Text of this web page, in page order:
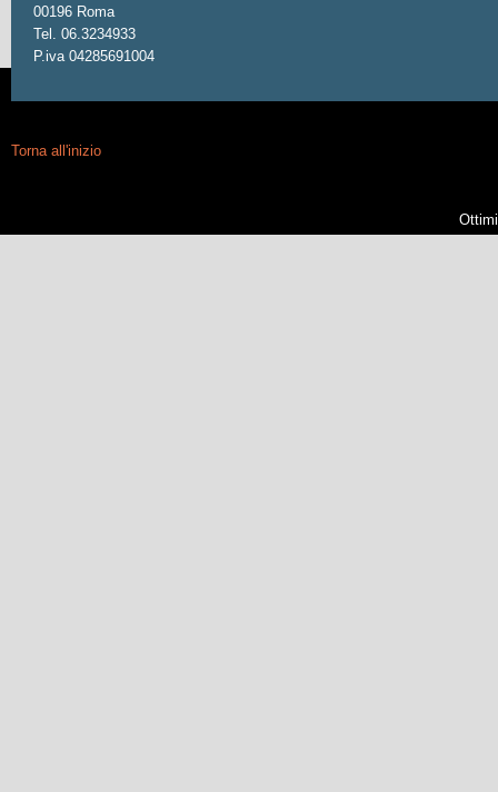
00196 Roma
Tel. 06.3234933
P.iva 04285691004
Torna all'inizio